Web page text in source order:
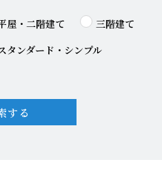
屋・二階建て 三階建て
タンダード・シンプル
する